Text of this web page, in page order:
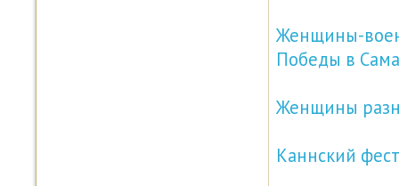
Женщины-
Победы в
Женщины
Каннский